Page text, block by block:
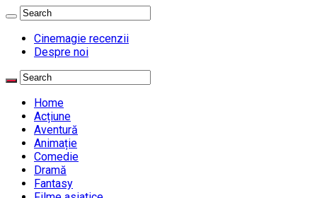
Cinemagie recenzii
Despre noi
Home
Acțiune
Aventură
Animație
Comedie
Dramă
Fantasy